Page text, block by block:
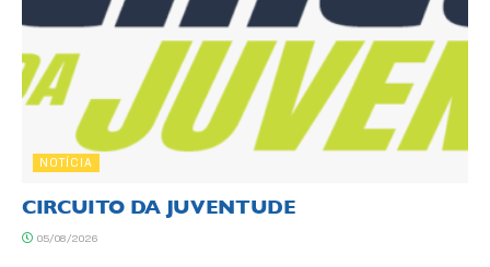
NOTÍCIA
CIRCUITO DA JUVENTUDE
05/08/2026